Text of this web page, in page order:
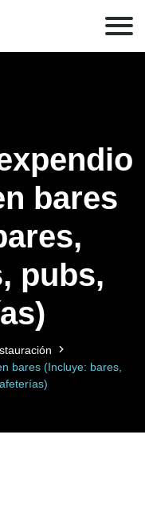
bares
pubs,
bares (Incluye: bares,